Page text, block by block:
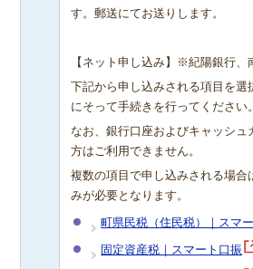
す。郵送にてお送りします。
【ネット申し込み】※紀陽銀行、
下記から申し込みされる項目を選
にそって手続きを行ってください。
なお、銀行口座およびキャッシュ
方はご利用できません。
複数の項目で申し込みされる場合
みが必要となります。
町県民税（住民税）｜スマ
固定資産税｜スマート口振